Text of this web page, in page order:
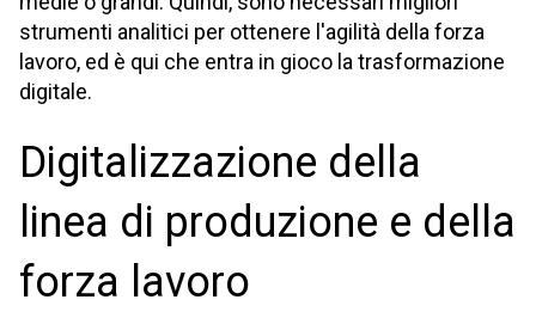
strumenti analitici per ottenere l'agilità della forza
lavoro, ed è qui che entra in gioco la trasformazione
digitale.
Digitalizzazione della
linea di produzione e della
forza lavoro